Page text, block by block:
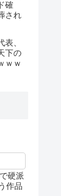
確
され
表、
下の
ｗｗ
硬派
作品